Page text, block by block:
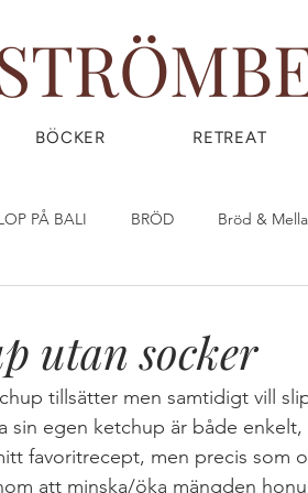
BÖCKER RETREAT
PÅ BALI BRÖD Bröd &
GIY - GROW IT YOURSELF Glass
Great Food GÖR DINA EGNA
utan socker
tillsätter men samtidigt vill
sin egen ketchup är både
favoritrecept, men precis som
att minska/öka mängden